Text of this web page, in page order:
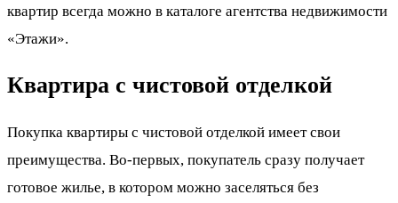
квартир всегда можно в каталоге агентства недвижимости
«Этажи».
Квартира с чистовой отделкой
Покупка квартиры с чистовой отделкой имеет свои
преимущества. Во-первых, покупатель сразу получает
готовое жилье, в котором можно заселяться без